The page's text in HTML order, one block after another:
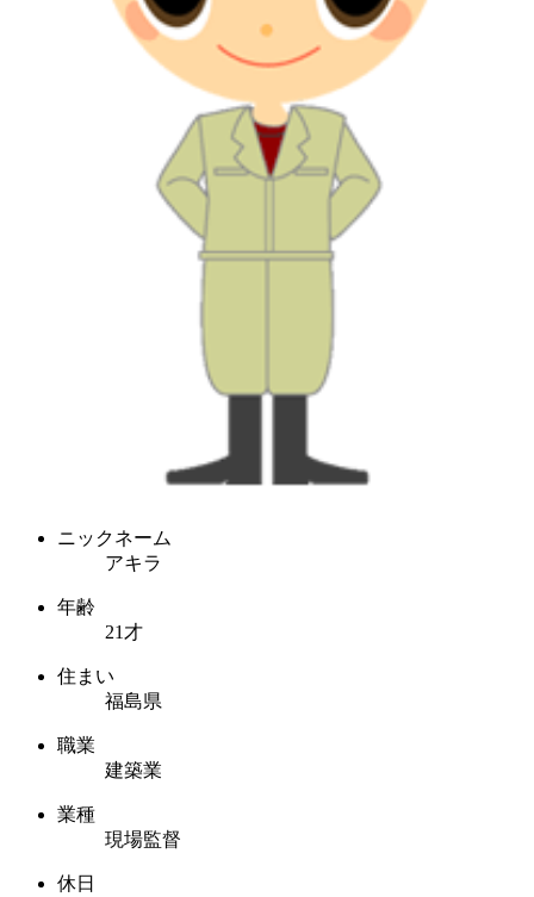
ニックネーム
アキラ
年齢
21才
住まい
福島県
職業
建築業
業種
現場監督
休日